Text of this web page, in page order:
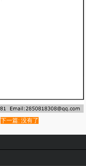
下一篇: 没有了